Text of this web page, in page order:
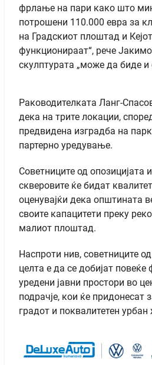
фрлање на пари како што
потрошени 110.000 евра за
на Градскиот плоштад и
функционираат“, рече
скулптурата „може да биде и
Раководителката Ланг-
дека на трите локации,
предвидена изградба на
партерно уредување.
Советниците од опозицијата
скверовите ќе бидат
оценувајќи дека општината
своите капацитети преку
малиот плоштад.
Наспроти нив, советниците
целта е да се добијат
уредени јавни простори во
подрачје, кои ќе придонесат
градот и поквалитетен урбан